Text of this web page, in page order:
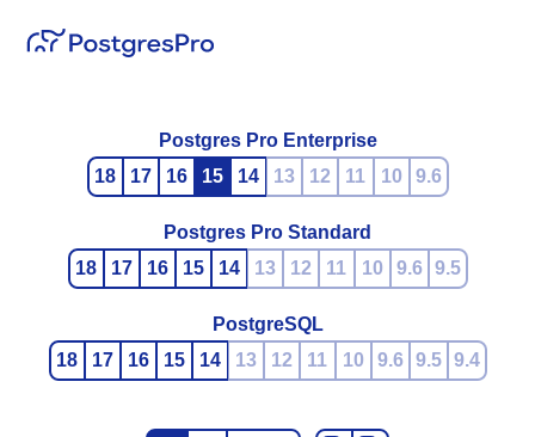
Postgres Pro Enterprise
18
17 16 15 14 13 12 11 10 9.6
Postgres Pro Standard
18
17 16 15 14 13 12 11 10 9.6 9.5
PostgreSQL
18
17 16 15 14 13 12 11 10 9.6 9.5 9.4